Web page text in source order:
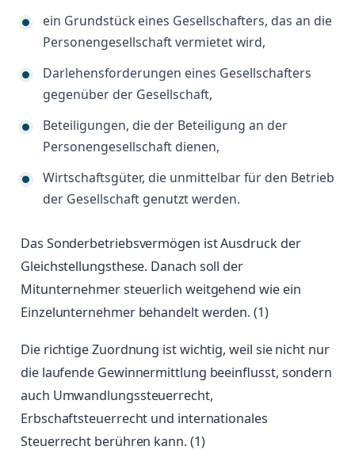
ein Grundstück eines Gesellschafters, das an die
Personengesellschaft vermietet wird,
Darlehensforderungen eines Gesellschafters
gegenüber der Gesellschaft,
Beteiligungen, die der Beteiligung an der
Personengesellschaft dienen,
Wirtschaftsgüter, die unmittelbar für den Betrieb
der Gesellschaft genutzt werden.
Das Sonderbetriebsvermögen ist Ausdruck der
Gleichstellungsthese. Danach soll der
Mitunternehmer steuerlich weitgehend wie ein
Einzelunternehmer behandelt werden. (1)
Die richtige Zuordnung ist wichtig, weil sie nicht nur
die laufende Gewinnermittlung beeinflusst, sondern
auch Umwandlungssteuerrecht,
Erbschaftsteuerrecht und internationales
Steuerrecht berühren kann. (1)